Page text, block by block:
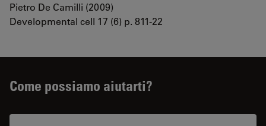
Pietro De Camilli (2009)
Developmental cell 17 (6) p. 811-22
Come possiamo aiutarti?